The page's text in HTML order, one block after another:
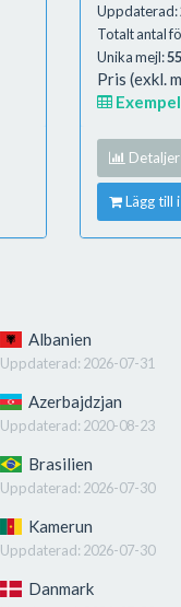
Uppdaterad:
Totalt antal
Unika mejl:
Pris (exkl.
Exempel
Detaljer
Lägg till
Albanien
Uppdaterad: 2026-07-31
Azerbajdzjan
Uppdaterad: 2020-08-23
Brasilien
Uppdaterad: 2026-07-30
Kamerun
Uppdaterad: 2026-07-30
Danmark